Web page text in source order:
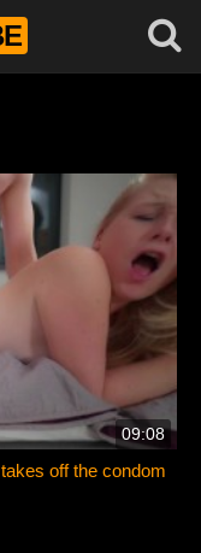
09:08
off the condom